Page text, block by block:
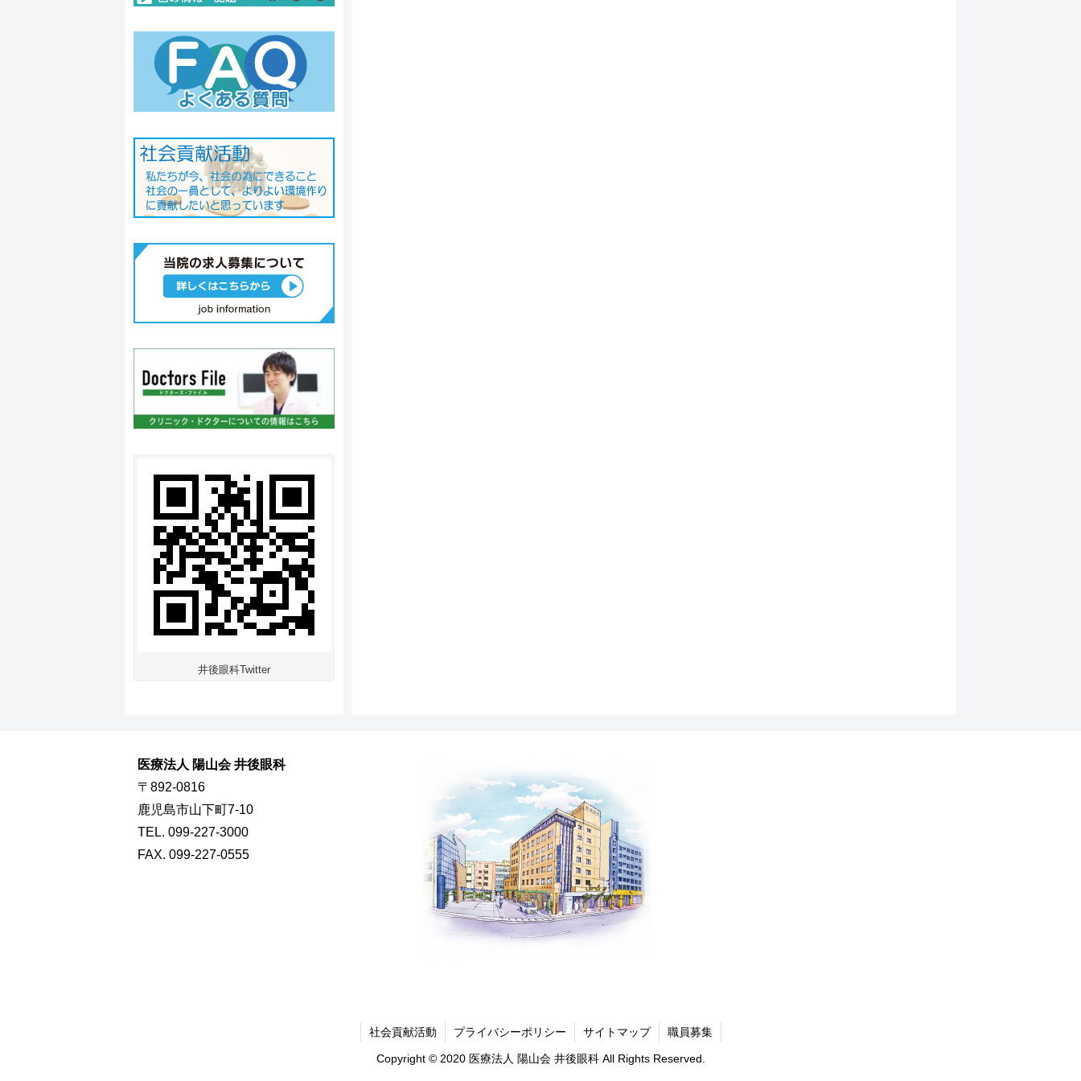
井後眼科Twitter
医療法人 陽山会 井後眼科
〒892-0816
鹿児島市山下町7-10
TEL. 099-227-3000
FAX. 099-227-0555
社会貢献活動 プライバシーポリシー サイトマップ 職員募集
Copyright © 2020 医療法人 陽山会 井後眼科 All Rights Reserved.